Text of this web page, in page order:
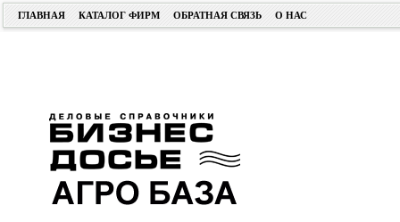
ГЛАВНАЯ КАТАЛОГ ФИРМ ОБРАТНАЯ СВЯЗЬ О НАС